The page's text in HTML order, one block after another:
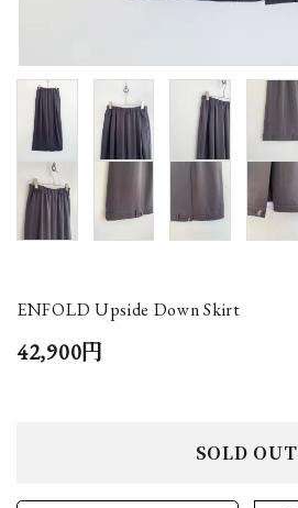
ENFOLD Upside Down Skirt
42,900円
SOLD OUT